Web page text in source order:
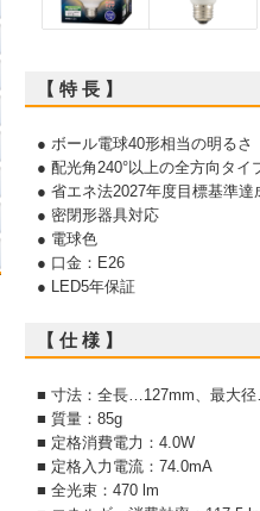
【 特 長 】
● ボール電球40形相当の明るさ
● 配光角240°以上の全方向タイ
● 省エネ法2027年度目標基準達
● 密閉形器具対応
● 電球色
● 口金：E26
● LED5年保証
【 仕 様 】
■ 寸法：全長…127mm、最大
■ 質量：85g
■ 定格消費電力：4.0W
■ 定格入力電流：74.0mA
■ 全光束：470 lm